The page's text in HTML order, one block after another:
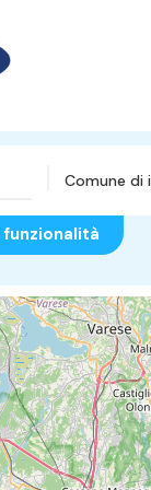
Comune di